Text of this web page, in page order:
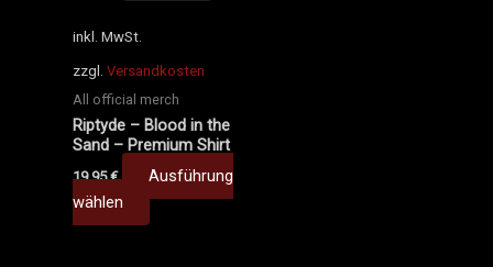
inkl. MwSt.
zzgl.Versandkosten
All official merch
Riptyde – Blood in the
Sand – Premium Shirt
19,95€
Ausführung
wählen
auf
Produktseite
gewählt
werden